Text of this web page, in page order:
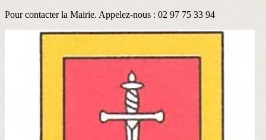
Pour contacter la Mairie. Appelez-nous : 02 97 75 33 94